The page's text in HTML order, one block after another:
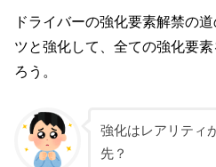
ドライバーの強化要素解禁の
ツと強化して、全ての強化要
ろう。
強化はレアリティ
先？